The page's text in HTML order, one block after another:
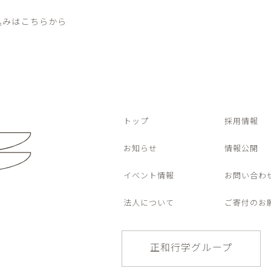
はこちらから
トップ
お知らせ
イベント情報
法人について
採用情報
情報公開
お問い合わ
ご寄付のお
正和行学グループ